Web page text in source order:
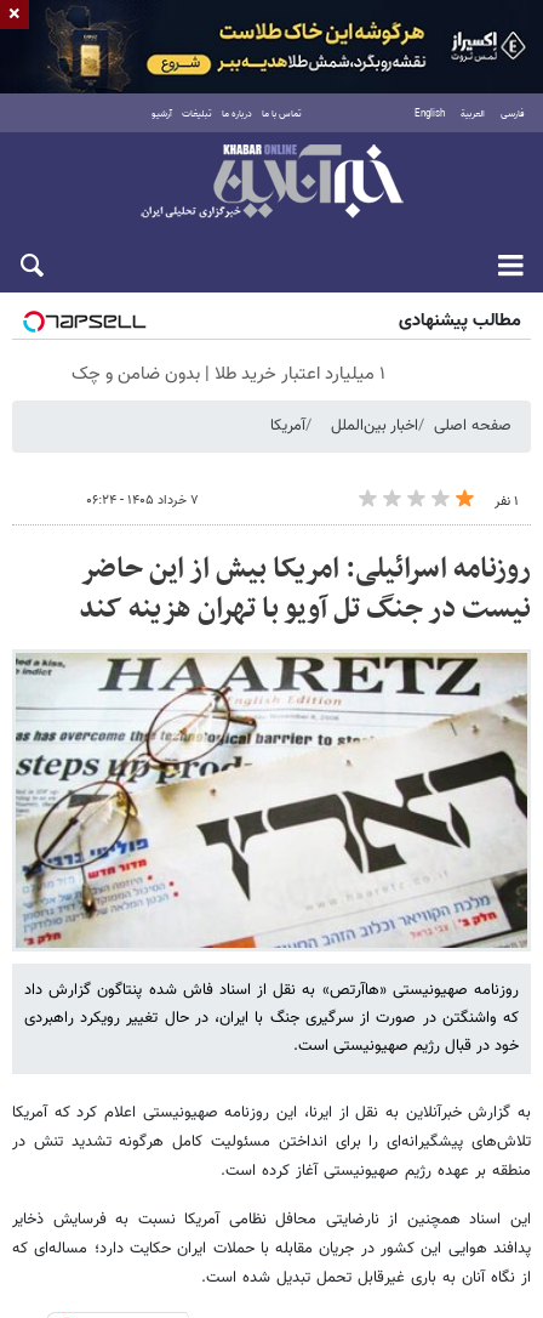
فارسی العربية English تماس با ما درباره ما تبلیغات آرشیو
پنجشنبه ۱۵ مرداد ۱۴۰۵
مطالب پیشنهادی
۱ میلیارد اعتبار خرید طلا | بدون ضامن و چک
صفحه اصلی اخبار بین‌الملل آمریکا
۱ نفر ۷ خرداد ۱۴۰۵ - ۰۶:۲۴
روزنامه اسرائیلی: امریکا بیش از این حاضر
نیست در جنگ تل آویو با تهران هزینه کند
روزنامه صهیونیستی «هاآرتص» به نقل از اسناد فاش‌ شده پنتاگون گزارش داد
که واشنگتن در صورت از سرگیری جنگ با ایران، در حال تغییر رویکرد راهبردی
خود در قبال رژیم صهیونیستی است.
به گزارش خبرآنلاین به نقل از ایرنا، این روزنامه صهیونیستی اعلام کرد که آمریکا
تلاش‌های پیشگیرانه‌ای را برای انداختن مسئولیت کامل هرگونه تشدید تنش در
منطقه بر عهده رژیم صهیونیستی آغاز کرده است.
این اسناد همچنین از نارضایتی محافل نظامی آمریکا نسبت به فرسایش ذخایر
پدافند هوایی این کشور در جریان مقابله با حملات ایران حکایت دارد؛ مساله‌ای که
از نگاه آنان به باری غیرقابل تحمل تبدیل شده است.
×